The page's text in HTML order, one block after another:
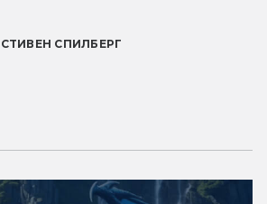
СТИВЕН СПИЛБЕРГ